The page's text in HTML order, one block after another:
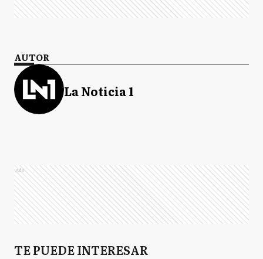
AUTOR
La Noticia 1
Ads
TE PUEDE INTERESAR